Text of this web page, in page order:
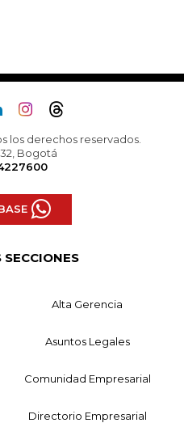
los derechos reservados.
32, Bogotá
Alta Gerencia
Asuntos Legales
Comunidad Empresarial
Directorio Empresarial